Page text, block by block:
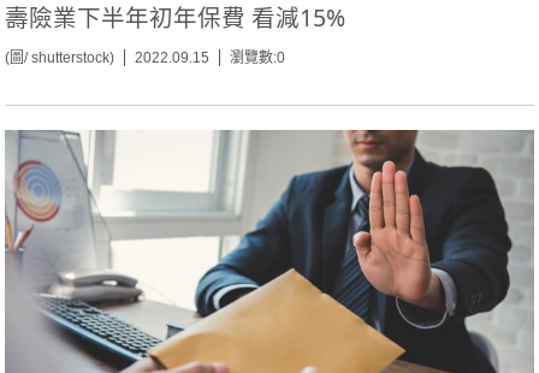
壽險業下半年初年保費 看減15%
(圖/ shutterstock) 2022.09.15 瀏覽數:0